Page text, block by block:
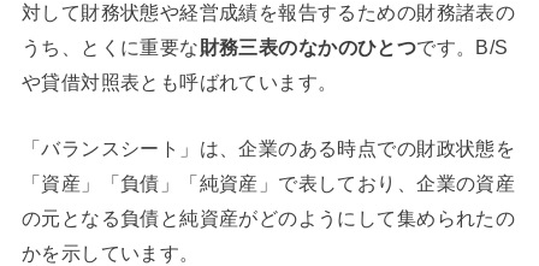
対して財務状態や経営成績を報告するための財務諸表の
うち、とくに重要な財務三表のなかのひとつです。B/S
や貸借対照表とも呼ばれています。
「バランスシート」は、企業のある時点での財政状態を
「資産」「負債」「純資産」で表しており、企業の資産
の元となる負債と純資産がどのようにして集められたの
かを示しています。